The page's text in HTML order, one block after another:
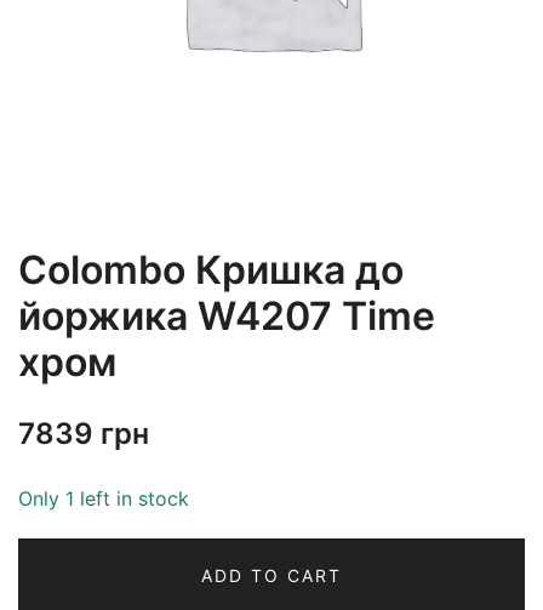
Colombo Кришка до
йоржика W4207 Time
хром
7839 грн
Only 1 left in stock
ADD TO CART